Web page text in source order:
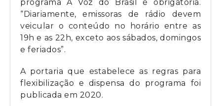
programa A Voz do Brasil é obrigatória.
“Diariamente, emissoras de rádio devem
veicular o conteúdo no horário entre as
19h e as 22h, exceto aos sábados, domingos
e feriados”.
A portaria que estabelece as regras para
flexibilização e dispensa do programa foi
publicada em 2020.